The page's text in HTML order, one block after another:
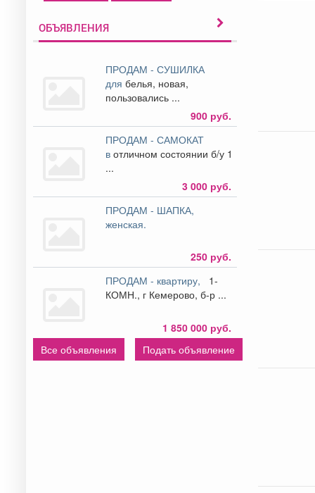
ОБЪЯВЛЕНИЯ
ПРОДАМ - СУШИЛКА
длябелья, новая,
пользовались ...
900 руб.
ПРОДАМ - САМОКАТ
вотличном состоянии б/у 1
...
3 000 руб.
ПРОДАМ - ШАПКА,
женская.
250 руб.
ПРОДАМ - квартиру,
1-
КОМН., г Кемерово, б-р ...
1 850 000 руб.
Все объявления
Подать объявление